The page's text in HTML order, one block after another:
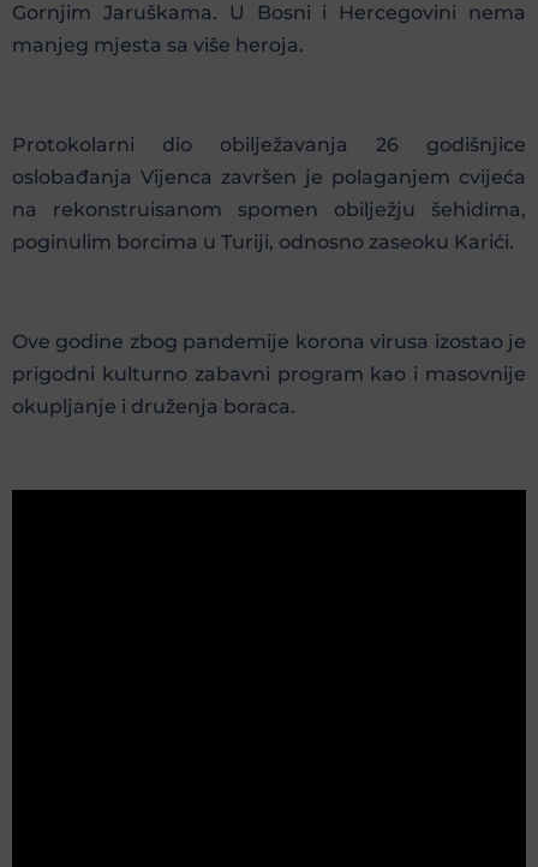
Gornjim Jaruškama. U Bosni i Hercegovini nema
manjeg mjesta sa više heroja.
Protokolarni dio obilježavanja 26 godišnjice
oslobađanja Vijenca završen je polaganjem cvijeća
na rekonstruisanom spomen obilježju šehidima,
poginulim borcima u Turiji, odnosno zaseoku Karići.
Ove godine zbog pandemije korona virusa izostao je
prigodni kulturno zabavni program kao i masovnije
okupljanje i druženja boraca.